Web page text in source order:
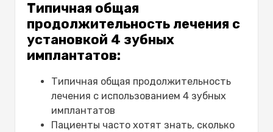
Типичная общая
продолжительность лечения с
установкой 4 зубных
имплантатов:
Типичная общая продолжительность
лечения с использованием 4 зубных
имплантатов
Пациенты часто хотят знать, сколько